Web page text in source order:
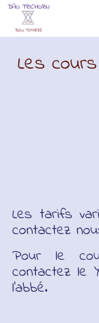
Les
Les tarifs
contactez
Pour le
contactez le
l’abbé.